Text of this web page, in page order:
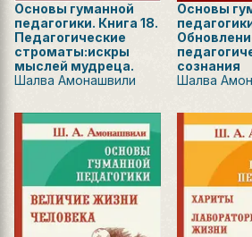
Основы гуманной
педагогики. Книга 18.
Педагогические
строматы:искры
мыслей мудреца.
Шалва Амонашвили
Основы
сознания
Шалва